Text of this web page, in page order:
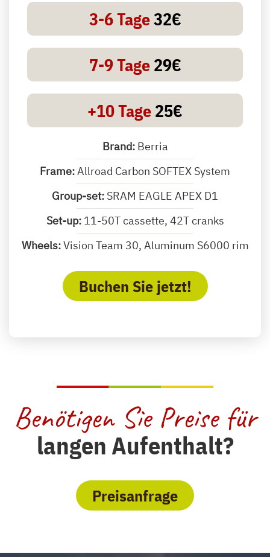
3-6 Tage32€
7-9 Tage29€
+10 Tage25€
Brand:Berria
Frame:Allroad Carbon SOFTEX System
Group-set: SRAM EAGLE APEX D1
Set-up:11-50T cassette, 42T cranks
Wheels:Vision Team 30, Aluminum S6000 rim
Buchen Sie jetzt!
Benötigen Sie Preise für
langen Aufenthalt?
Preisanfrage